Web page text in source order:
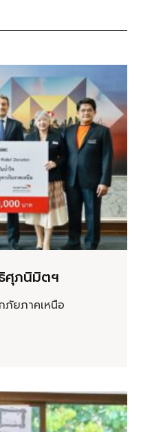
ศุภนิมิตฯ
ภัยภาคเหนือ